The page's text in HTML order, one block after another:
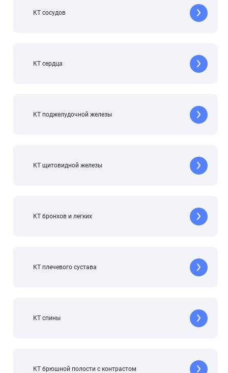
КТ сосудов
КТ сердца
КТ поджелудочной железы
КТ щитовидной железы
КТ бронхов и легких
КТ плечевого сустава
КТ спины
КТ брюшной полости с контрастом